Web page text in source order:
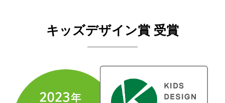
キッズデザイン賞 受賞